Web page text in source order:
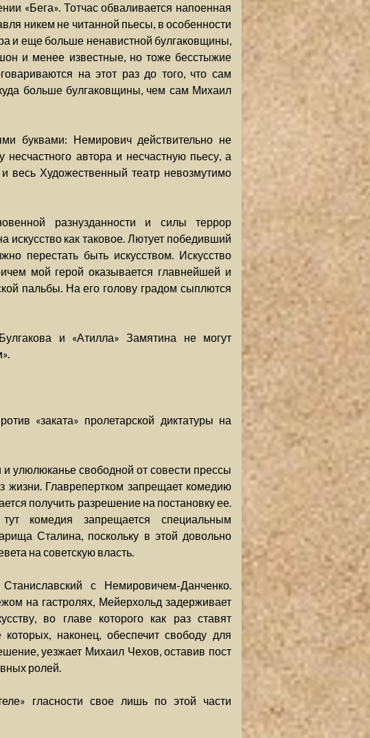
«Бега». Тотчас обваливается напоенная
никем не читанной пьесы, в особенности
и еще больше ненавистной булгаковщины,
и менее известные, но тоже бесстыжие
на этот раз до того, что сам
больше булгаковщины, чем сам Михаил
буквами: Немирович действительно не
автора и несчастную пьесу, а
весь Художественный театр невозмутимо
разнузданности и силы террор
искусство как таковое. Лютует победивший
перестать быть искусством. Искусство
мой герой оказывается главнейшей и
пальбы. На его голову градом сыплются
и «Атилла» Замятина не могут
«заката» пролетарской диктатуры на
улюлюканье свободной от совести прессы
жизни. Главрепертком запрещает комедию
получить разрешение на постановку ее.
комедия запрещается специальным
Сталина, поскольку в этой довольно
на советскую власть.
с Немировичем-Данченко.
на гастролях, Мейерхольд задерживает
во главе которого как раз ставят
которых, наконец, обеспечит свободу для
уезжает Михаил Чехов, оставив пост
ролей.
гласности свое лишь по этой части